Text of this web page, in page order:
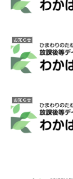
お知らせ
お知らせ